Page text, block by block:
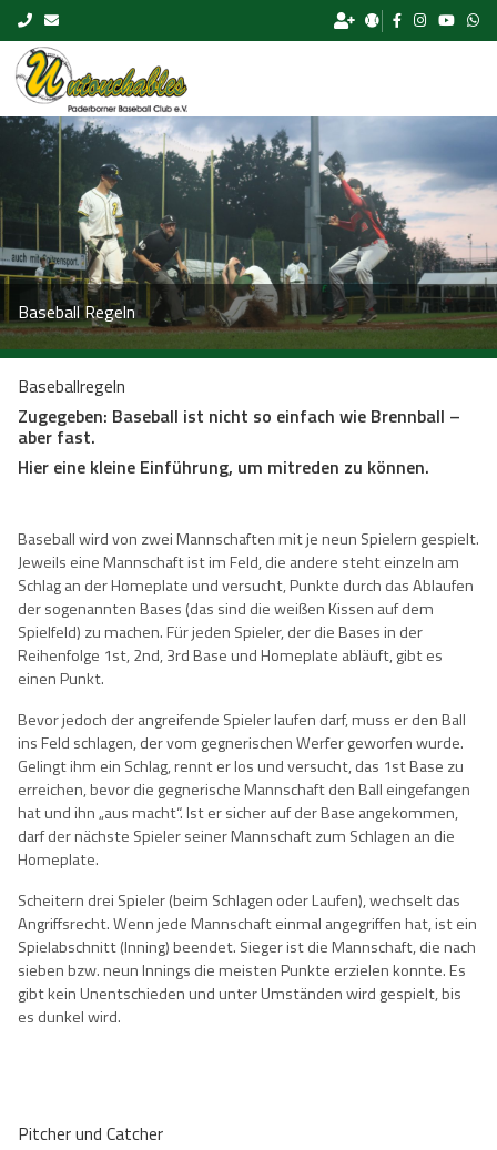
Skip to content
Baseball Regeln
Baseballregeln
Zugegeben: Baseball ist nicht so einfach wie Brenn­ball –
aber fast.
Hier eine kleine Einführung, um mitreden zu können.
Baseball wird von zwei Mannschaften mit je neun Spielern gespielt.
Jeweils eine Mannschaft ist im Feld, die andere steht einzeln am
Schlag an der Homeplate und versucht, Punkte durch das Ablaufen
der sogenannten Bases (das sind die weißen Kissen auf dem
Spielfeld) zu machen. Für jeden Spieler, der die Bases in der
Reihenfolge 1st, 2nd, 3rd Base und Homeplate abläuft, gibt es
einen Punkt.
Bevor jedoch der angreifende Spieler laufen darf, muss er den Ball
ins Feld schlagen, der vom gegnerischen Werfer geworfen wurde.
Gelingt ihm ein Schlag, rennt er los und versucht, das 1st Base zu
erreichen, bevor die gegnerische Mannschaft den Ball eingefangen
hat und ihn „aus macht“. Ist er sicher auf der Base angekommen,
darf der nächste Spieler seiner Mannschaft zum Schlagen an die
Homeplate.
Scheitern drei Spieler (beim Schlagen oder Laufen), wechselt das
Angriffsrecht. Wenn jede Mannschaft einmal angegriffen hat, ist ein
Spielabschnitt (Inning) beendet. Sieger ist die Mannschaft, die nach
sieben bzw. neun Innings die meisten Punkte erzielen konnte. Es
gibt kein Unentschieden und unter Umständen wird gespielt, bis
es dunkel wird.
Pitcher und Catcher